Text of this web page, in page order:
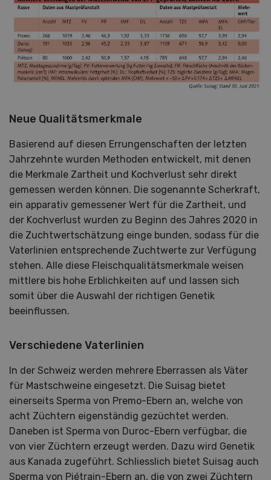
Neue Qualitätsmerkmale
Basierend auf diesen Errungenschaften der letzten
Jahrzehnte wurden Methoden entwickelt, mit denen
die Merkmale Zartheit und Kochverlust sehr direkt
gemessen werden können. Die sogenannte Scherkraft,
ein apparativ gemessener Wert für die Zartheit, und
der Kochverlust wurden zu Beginn des Jahres 2020 in
die Zuchtwertschätzung einge bunden, sodass für die
Vaterlinien entsprechende Zuchtwerte zur Verfügung
stehen. Alle diese Fleischqualitätsmerkmale weisen
mittlere bis hohe Erblichkeiten auf und lassen sich
somit über die Auswahl der richtigen Genetik
beeinflussen.
Verschiedene Vaterlinien
In der Schweiz werden mehrere Eberrassen als Väter
für Mastschweine eingesetzt. Die Suisag bietet
einerseits Sperma von Premo-Ebern an, welche von
acht Züchtern eigenständig gezüchtet werden.
Daneben ist Sperma von Duroc-Ebern verfügbar, die
von vier Züchtern erzeugt werden. Dazu wird Genetik
aus Kanada zugeführt. Schliesslich bietet Suisag auch
Sperma von Piétrain-Ebern an, die von zwei Züchtern